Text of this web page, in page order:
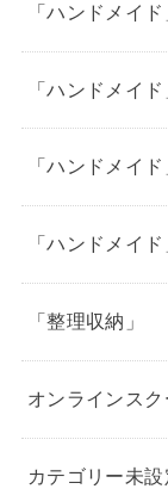
「ハンドメイ
「ハンドメイ
「ハンドメイ
「ハンドメイ
「整理収納」
オンラインスク
カテゴリー未設